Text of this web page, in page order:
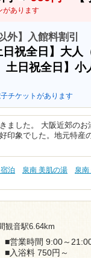
があります
外】入館料割引
日祝全日】大
土日祝全日】
チケットがあります
ました。 大阪近郊の
印象でした。地元特産
泊 泉南 美肌の湯 泉南
観音駅6.64km
■営業時間 9:00～
■入浴料 750円～